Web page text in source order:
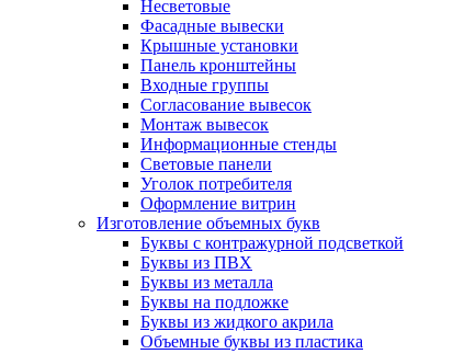
Несветовые
Фасадные вывески
Крышные установки
Панель кронштейны
Входные группы
Согласование вывесок
Монтаж вывесок
Информационные стенды
Световые панели
Уголок потребителя
Оформление витрин
Изготовление объемных букв
Буквы с контражурной подсветкой
Буквы из ПВХ
Буквы из металла
Буквы на подложке
Буквы из жидкого акрила
Объемные буквы из пластика